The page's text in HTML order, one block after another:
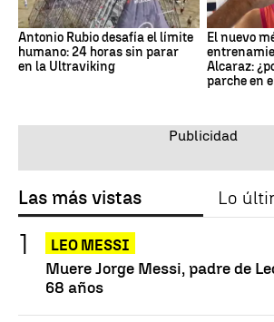
Antonio Rubio desafía el límite
humano: 24 horas sin parar
en la Ultraviking
El nuevo
Alcaraz:
parche en
Las más vistas Lo
LEO MESSI
Muere Jorge Messi, padre de
68 años